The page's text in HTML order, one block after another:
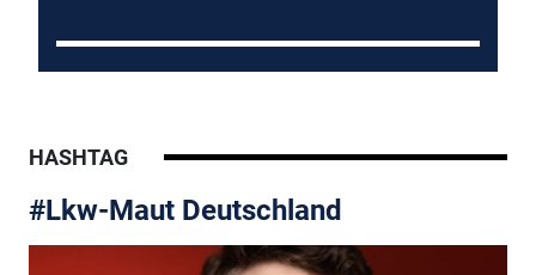
HASHTAG
#Lkw-Maut Deutschland